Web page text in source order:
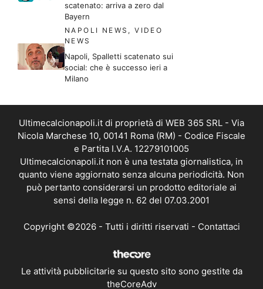
scatenato: arriva a zero dal
Bayern
NAPOLI NEWS ,VIDEO
NEWS
Napoli, Spalletti scatenato sui
social: che è successo ieri a
Milano
Ultimecalcionapoli.it di proprietà di WEB 365 SRL - Via
Nicola Marchese 10, 00141 Roma (RM) - Codice Fiscale
e Partita I.V.A. 12279101005
Ultimecalcionapoli.it non è una testata giornalistica, in
quanto viene aggiornato senza alcuna periodicità. Non
può pertanto considerarsi un prodotto editoriale ai
sensi della legge n. 62 del 07.03.2001
Copyright ©2026 - Tutti i diritti riservati - Contattaci
Le attività pubblicitarie su questo sito sono gestite da
theCoreAdv